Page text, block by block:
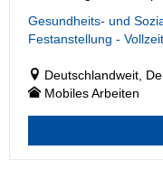
Gesundheits- und
Festanstellung -
Deutschlandweit,
Mobiles Arbeiten